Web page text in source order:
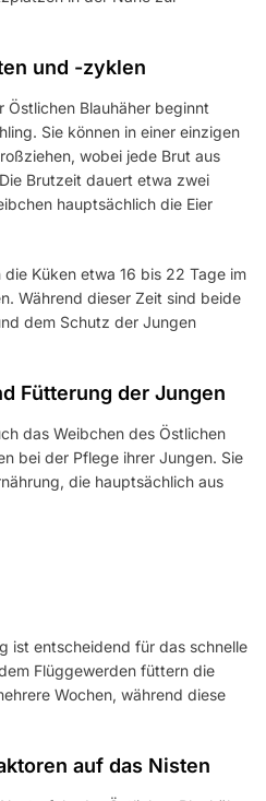
und -zyklen
Blauhäher beginnt
Sie können in einer einzigen
wobei jede Brut aus
Brutzeit dauert etwa zwei
hauptsächlich die Eier
Küken etwa 16 bis 22 Tage im
Während dieser Zeit sind beide
dem Schutz der Jungen
Fütterung der Jungen
das Weibchen des Östlichen
bei der Pflege ihrer Jungen. Sie
die hauptsächlich aus
ist entscheidend für das schnelle
Flüggewerden füttern die
Wochen, während diese
auf das Nisten